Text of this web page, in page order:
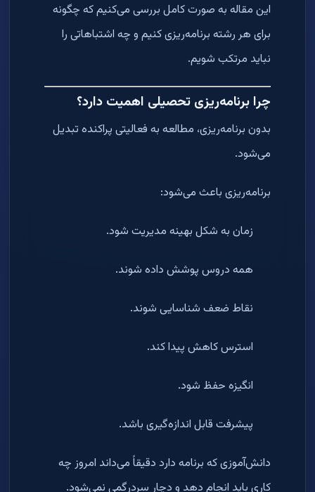
این مقاله به صورت کامل بررسی می‌کنیم که چگونه
برای هر رشته برنامه‌ریزی کنیم و چه اشتباهاتی را
نباید مرتکب شویم.
چرا برنامه‌ریزی تحصیلی اهمیت دارد؟
بدون برنامه‌ریزی، مطالعه به فعالیتی پراکنده تبدیل
می‌شود.
برنامه‌ریزی باعث می‌شود:
زمان به شکل بهینه مدیریت شود.
همه دروس پوشش داده شوند.
نقاط ضعف شناسایی شوند.
استرس کاهش پیدا کند.
انگیزه حفظ شود.
پیشرفت قابل اندازه‌گیری باشد.
دانش‌آموزی که برنامه دارد دقیقاً می‌داند امروز چه
کاری باید انجام دهد و دچار سردرگمی نمی‌شود.